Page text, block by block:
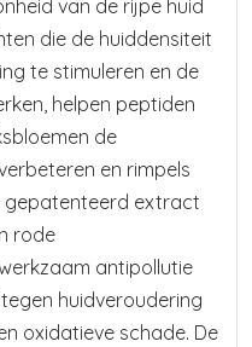
van de rijpe huid
die de huiddensiteit
te stimuleren en de
helpen peptiden
de
en rimpels
gepatenteerd extract
rode
antipollutie
huidveroudering
oxidatieve schade. De